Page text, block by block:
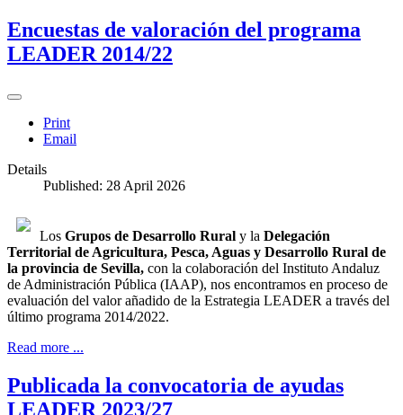
Encuestas de valoración del programa
LEADER 2014/22
Print
Email
Details
Published: 28 April 2026
Los Grupos de Desarrollo Rural y la Delegación
Territorial de Agricultura, Pesca, Aguas y Desarrollo Rural de
la provincia de Sevilla, con la colaboración del Instituto Andaluz
de Administración Pública (IAAP), nos encontramos en proceso de
evaluación del valor añadido de la Estrategia LEADER a través del
último programa 2014/2022.
Read more ...
Publicada la convocatoria de ayudas
LEADER 2023/27